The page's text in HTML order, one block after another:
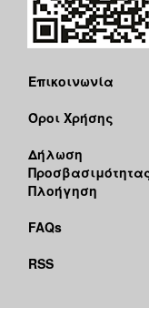
Επικοινωνία
Όροι Χρήσης
Δήλωση
Πλοήγηση
FAQs
RSS